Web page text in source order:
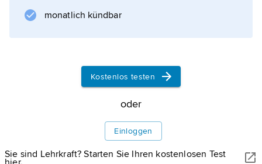
Brandenburg, große Teile Sachsens,
Nordböhmen und Nord-Mähren sowie
Informationen zum Artikel
monatlich kündbar
Kostenlos testen
oder
Einloggen
Sie sind Lehrkraft? Starten Sie Ihren kostenlosen Test